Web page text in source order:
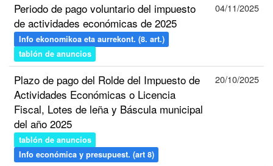
Periodo de pago voluntario del impuesto
de actividades económicas de 2025
Info ekonomikoa eta aurrekont. (8. art.)
tablón de anuncios
04/11/2025
Plazo de pago del Rolde del Impuesto de
Actividades Económicas o Licencia
Fiscal, Lotes de leña y Báscula municipal
del año 2025
tablón de anuncios
Info económica y presupuest. (art 8)
20/10/2025